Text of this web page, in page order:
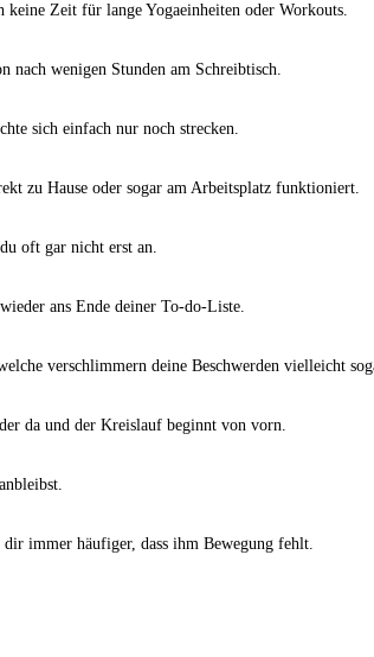
Zeit für lange Yogaeinheiten oder Workouts.
nach wenigen Stunden am Schreibtisch.
sich einfach nur noch strecken.
zu Hause oder sogar am Arbeitsplatz funktioniert.
oft gar nicht erst an.
ans Ende deiner To-do-Liste.
verschlimmern deine Beschwerden vielleicht
da und der Kreislauf beginnt von vorn.
immer häufiger, dass ihm Bewegung fehlt.